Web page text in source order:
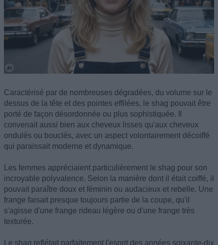
Caractérisé par de nombreuses dégradées, du volume sur le
dessus de la tête et des pointes effilées, le shag pouvait être
porté de façon désordonnée ou plus sophistiquée. Il
convenait aussi bien aux cheveux lisses qu'aux cheveux
ondulés ou bouclés, avec un aspect volontairement décoiffé
qui paraissait moderne et dynamique.
Les femmes appréciaient particulièrement le shag pour son
incroyable polyvalence. Selon la manière dont il était coiffé, il
pouvait paraître doux et féminin ou audacieux et rebelle. Une
frange faisait presque toujours partie de la coupe, qu'il
s'agisse d'une frange rideau légère ou d'une frange très
texturée.
Le shag reflétait parfaitement l'esprit des années soixante-dix